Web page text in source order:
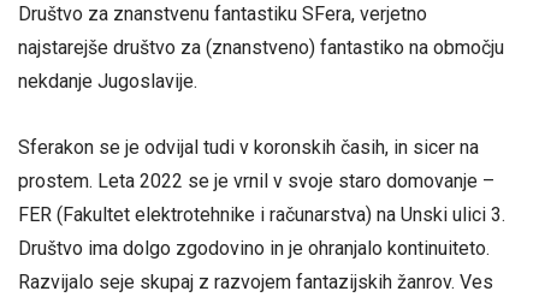
Društvo za znanstvenu fantastiku SFera, verjetno
najstarejše društvo za (znanstveno) fantastiko na območju
nekdanje Jugoslavije.
Sferakon se je odvijal tudi v koronskih časih, in sicer na
prostem. Leta 2022 se je vrnil v svoje staro domovanje –
FER (Fakultet elektrotehnike i računarstva) na Unski ulici 3.
Društvo ima dolgo zgodovino in je ohranjalo kontinuiteto.
Razvijalo seje skupaj z razvojem fantazijskih žanrov. Ves